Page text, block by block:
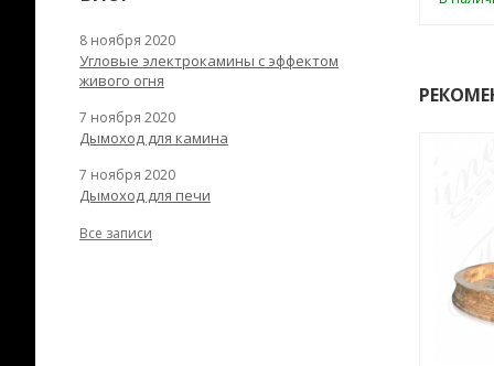
8 ноября 2020
Угловые электрокамины с эффектом
живого огня
7 ноября 2020
Дымоход для камина
7 ноября 2020
Дымоход для печи
Все записи